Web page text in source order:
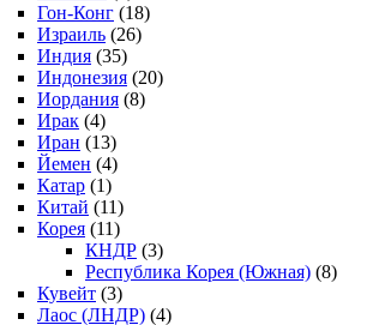
Гон-Конг (18)
Израиль (26)
Индия (35)
Индонезия (20)
Иордания (8)
Ирак (4)
Иран (13)
Йемен (4)
Катар (1)
Китай (11)
Корея (11)
КНДР (3)
Республика Корея (Южная) (8)
Кувейт (3)
Лаос (ЛНДР) (4)